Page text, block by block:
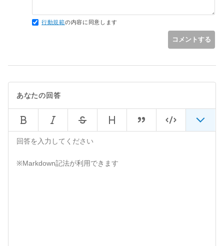
行動規範の内容に同意します
コメントする
あなたの回答